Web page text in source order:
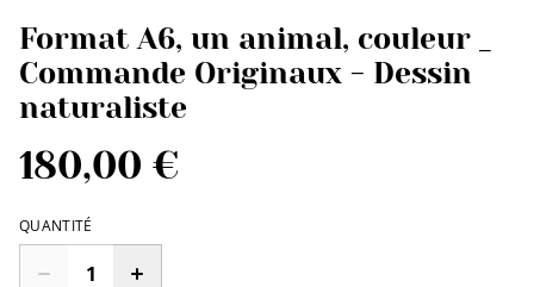
Format A6, un animal, couleur _
Commande Originaux - Dessin
naturaliste
180,00 €
QUANTITÉ